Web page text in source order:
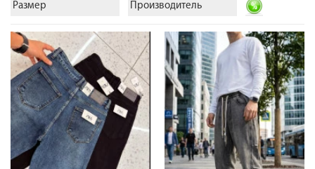
Размер Производитель